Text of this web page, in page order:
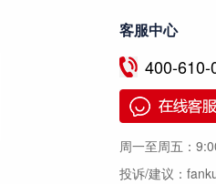
客服中心
400-610-
周一至周五：
投诉/建议：